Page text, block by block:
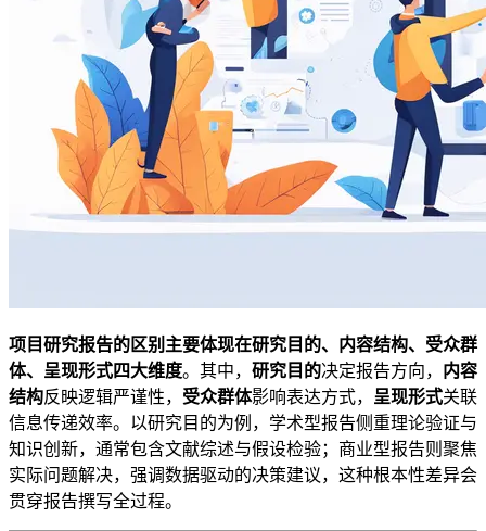
项目研究报告的区别主要体现在研究目的、内容结构、受众群
体、呈现形式四大维度。其中， 研究目的决定报告方向， 内容
结构反映逻辑严谨性， 受众群体影响表达方式， 呈现形式关联
信息传递效率。以研究目的为例，学术型报告侧重理论验证与
知识创新，通常包含文献综述与假设检验；商业型报告则聚焦
实际问题解决，强调数据驱动的决策建议，这种根本性差异会
贯穿报告撰写全过程。